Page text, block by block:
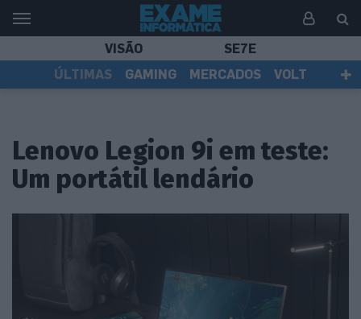
VISÃO
SE7E
ÚLTIMAS
GAMING MERCADOS
VOLT
Lenovo Legion 9i em teste:
Um portátil lendário